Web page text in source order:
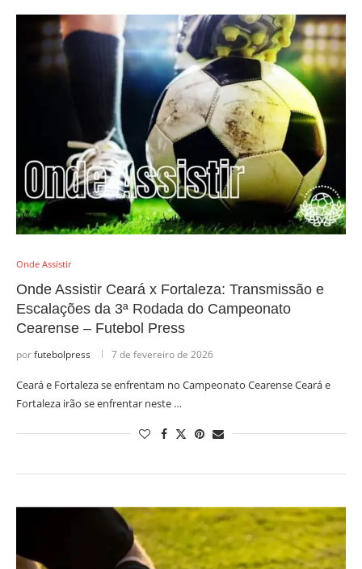
Onde Assistir
Onde Assistir Ceará x Fortaleza: Transmissão e
Escalações da 3ª Rodada do Campeonato
Cearense – Futebol Press
porfutebolpress 7 de fevereiro de 2026
Ceará e Fortaleza se enfrentam no Campeonato Cearense Ceará e
Fortaleza irão se enfrentar neste …